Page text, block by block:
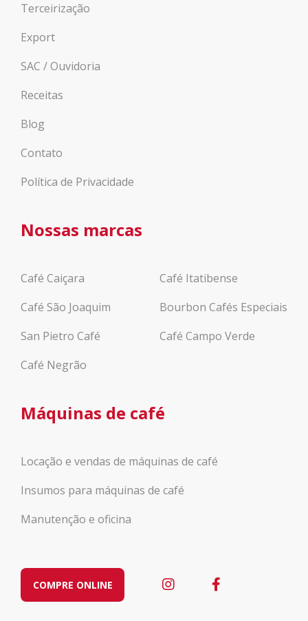
Terceirização
Export
SAC / Ouvidoria
Receitas
Blog
Contato
Política de Privacidade
Nossas marcas
Café Caiçara
Café São Joaquim
San Pietro Café
Café Negrão
Café Itatibense
Bourbon Cafés Especiais
Café Campo Verde
Máquinas de café
Locação e vendas de máquinas de café
Insumos para máquinas de café
Manutenção e oficina
COMPRE ONLINE